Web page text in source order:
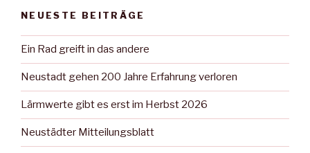
NEUESTE BEITRÄGE
Ein Rad greift in das andere
Neustadt gehen 200 Jahre Erfahrung verloren
Lärmwerte gibt es erst im Herbst 2026
Neustädter Mitteilungsblatt